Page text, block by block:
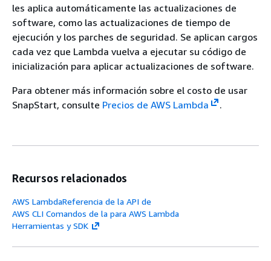
les aplica automáticamente las actualizaciones de
software, como las actualizaciones de tiempo de
ejecución y los parches de seguridad. Se aplican cargos
cada vez que Lambda vuelva a ejecutar su código de
inicialización para aplicar actualizaciones de software.
Para obtener más información sobre el costo de usar
SnapStart, consulte Precios de AWS Lambda .
Recursos relacionados
AWS LambdaReferencia de la API de
AWS CLI Comandos de la para AWS Lambda
Herramientas y SDK